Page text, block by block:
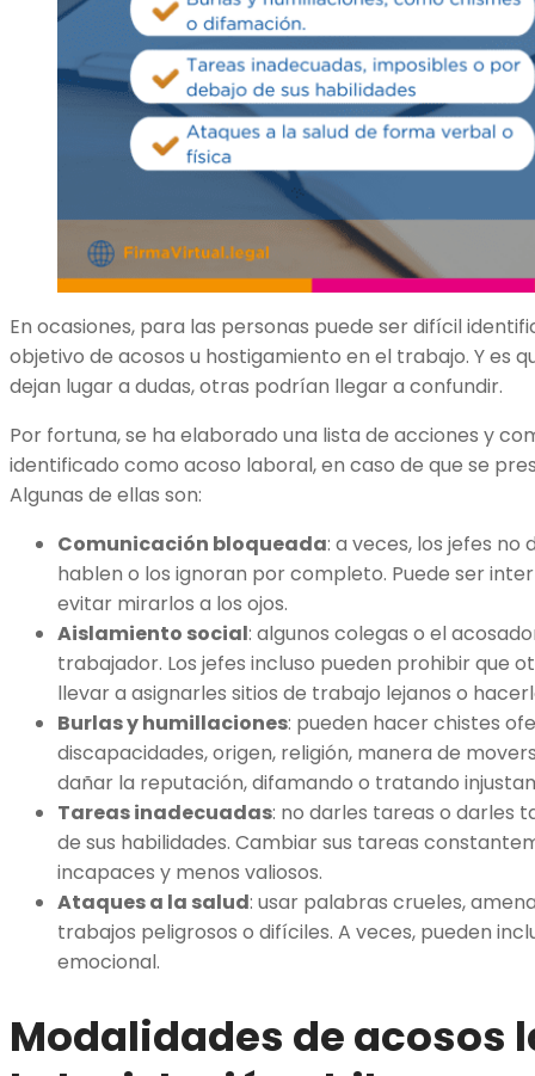
En ocasiones, para las personas puede ser difícil
objetivo de acosos u hostigamiento en el trabajo. Y es
dejan lugar a dudas, otras podrían llegar a confundir.
Por fortuna, se ha elaborado una lista de acciones y
identificado como acoso laboral, en caso de que se
Algunas de ellas son:
Comunicación bloqueada: a veces, los jefes
hablen o los ignoran por completo. Puede ser
evitar mirarlos a los ojos.
Aislamiento social: algunos colegas o el
trabajador. Los jefes incluso pueden prohibir que
llevar a asignarles sitios de trabajo lejanos o
Burlas y humillaciones: pueden hacer chistes
discapacidades, origen, religión, manera de
dañar la reputación, difamando o tratando
Tareas inadecuadas: no darles tareas o darles
de sus habilidades. Cambiar sus tareas
incapaces y menos valiosos.
Ataques a la salud: usar palabras crueles,
trabajos peligrosos o difíciles. A veces, pueden
emocional.
Modalidades de acosos